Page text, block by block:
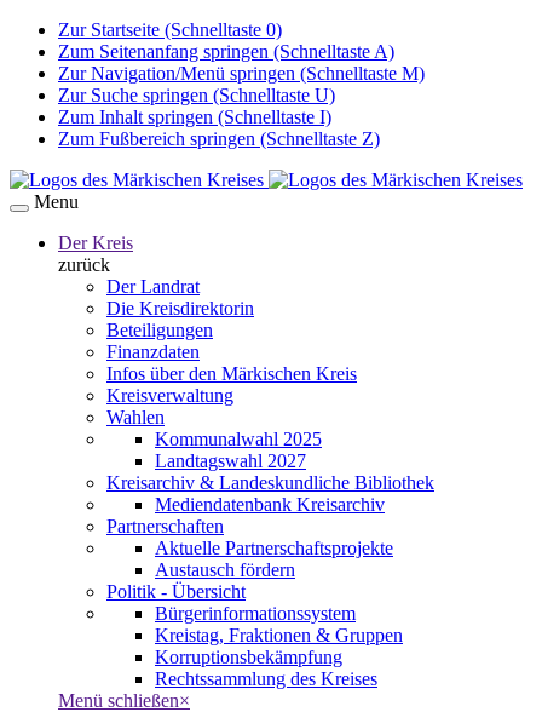
Zur Startseite (Schnelltaste 0)
Zum Seitenanfang springen (Schnelltaste A)
Zur Navigation/Menü springen (Schnelltaste M)
Zur Suche springen (Schnelltaste U)
Zum Inhalt springen (Schnelltaste I)
Zum Fußbereich springen (Schnelltaste Z)
Menu
Der Kreis
zurück
Der Landrat
Die Kreisdirektorin
Beteiligungen
Finanzdaten
Infos über den Märkischen Kreis
Kreisverwaltung
Wahlen
Kommunalwahl 2025
Landtagswahl 2027
Kreisarchiv & Landeskundliche Bibliothek
Mediendatenbank Kreisarchiv
Partnerschaften
Aktuelle Partnerschaftsprojekte
Austausch fördern
Politik - Übersicht
Bürgerinformationssystem
Kreistag, Fraktionen & Gruppen
Korruptionsbekämpfung
Rechtssammlung des Kreises
Menü schließen×